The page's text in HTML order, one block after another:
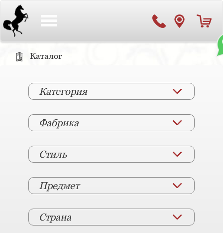
Каталог
Категория
Фабрика
Стиль
Предмет
Страна